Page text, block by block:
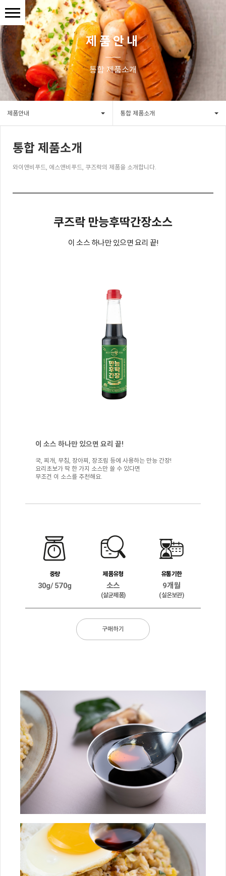
제품안내
통합 제품소개
제품안내 통합 제품소개
통합 제품소개
와이앤비푸드, 에스앤비푸드, 쿠즈락의 제품을 소개합니다.
쿠즈락 만능후딱간장소스
이 소스 하나만 있으면 요리 끝!
이 소스 하나만 있으면 요리 끝!
국, 찌개, 무침, 장아찌, 장조림 등에 사용하는 만능 간장!
요리초보가 딱 한 가지 소스만 쓸 수 있다면
무조건 이 소스를 추천해요.
중량
30g/ 570g
제품유형
소스
(살균제품)
유통기한
9개월
(실온보관)
구매하기